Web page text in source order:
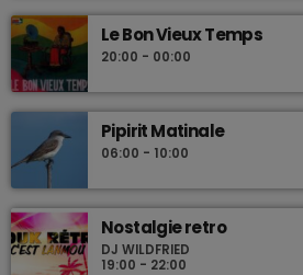
Le Bon Vieux Temps
20:00 - 00:00
Pipirit Matinale
06:00 - 10:00
Nostalgie retro
DJ WILDFRIED
19:00 - 22:00